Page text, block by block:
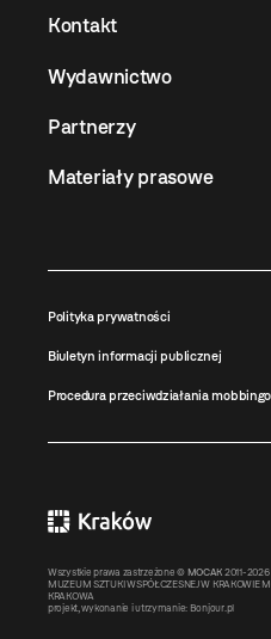
Kontakt
Wydawnictwo
Partnerzy
Materiały prasowe
Polityka prywatności
Biuletyn informacji publicznej
Procedura przeciwdziałania
Wszystkie prawa zastrzeżone © MOCAK 2011-2026
MUZEUM SZTUKI WSPÓŁCZESNEJ W KRAKOWIE
KRAKOWA
projekt, wykonanie i utrzymanie: Bonjour.pl